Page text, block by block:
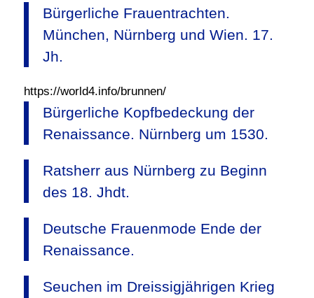
Bürgerliche Frauentrachten.
München, Nürnberg und Wien. 17.
Jh.
https://world4.info/brunnen/
Bürgerliche Kopfbedeckung der
Renaissance. Nürnberg um 1530.
Ratsherr aus Nürnberg zu Beginn
des 18. Jhdt.
Deutsche Frauenmode Ende der
Renaissance.
Seuchen im Dreissigjährigen Krieg